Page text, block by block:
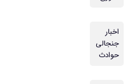
اخبار
جنجالی
حوادث